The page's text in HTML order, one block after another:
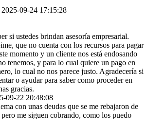
2025-09-24 17:15:28
si ustedes brindan asesoría empresarial.
que no cuenta con los recursos para pagar
momento y un cliente nos está endosando
tenemos, y para lo cual quiere un pago en
lo cual no nos parece justo. Agradecería si
o ayudar para saber como proceder en
gracias.
09-22 20:48:08
con unas deudas que se me rebajaron de
me siguen cobrando, como los puedo